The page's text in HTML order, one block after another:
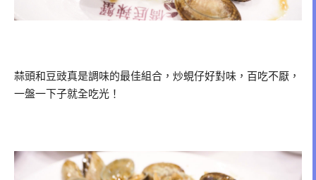
蒜頭和豆豉真是調味的最佳組合，炒蜆仔好對味，百吃不厭，
一盤一下子就全吃光！